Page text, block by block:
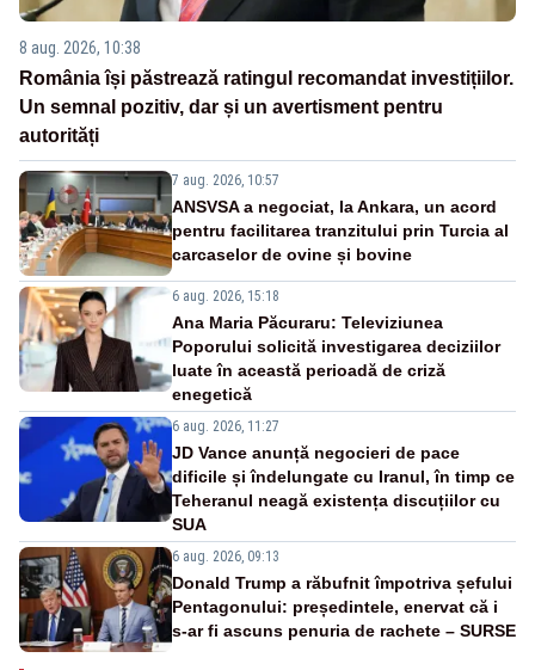
8 aug. 2026, 10:38
România își păstrează ratingul recomandat investițiilor.
Un semnal pozitiv, dar și un avertisment pentru
autorități
7 aug. 2026, 10:57
ANSVSA a negociat, la Ankara, un acord
pentru facilitarea tranzitului prin Turcia al
carcaselor de ovine și bovine
6 aug. 2026, 15:18
Ana Maria Păcuraru: Televiziunea
Poporului solicită investigarea deciziilor
luate în această perioadă de criză
enegetică
6 aug. 2026, 11:27
JD Vance anunță negocieri de pace
dificile și îndelungate cu Iranul, în timp ce
Teheranul neagă existența discuțiilor cu
SUA
6 aug. 2026, 09:13
Donald Trump a răbufnit împotriva șefului
Pentagonului: președintele, enervat că i
s-ar fi ascuns penuria de rachete – SURSE